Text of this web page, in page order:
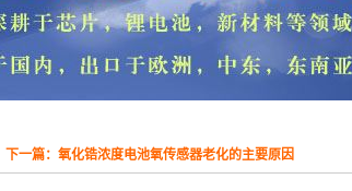
下一篇： 氧化锆浓度电池氧传感器老化的主要原因